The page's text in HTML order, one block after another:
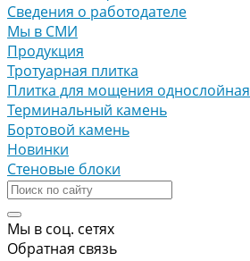
Сведения о работодателе
Мы в СМИ
Продукция
Тротуарная плитка
Плитка для мощения однослойная
Терминальный камень
Бортовой камень
Новинки
Стеновые блоки
Мы в соц. сетях
Обратная связь